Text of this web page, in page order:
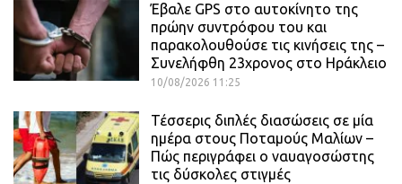
Έβαλε GPS στο αυτοκίνητο της
πρώην συντρόφου του και
παρακολουθούσε τις κινήσεις της –
Συνελήφθη 23χρονος στο Ηράκλειο
10/08/2026 11:25
Τέσσερις διπλές διασώσεις σε μία
ημέρα στους Ποταμούς Μαλίων –
Πώς περιγράφει ο ναυαγοσώστης
τις δύσκολες στιγμές